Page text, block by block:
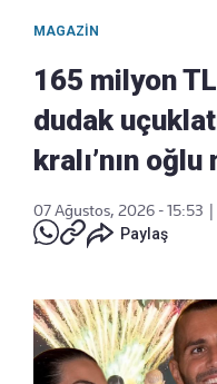
MAGAZIN
165 milyon
dudak
kralı’nın
07 Ağustos, 2026 - 15:53
Paylaş